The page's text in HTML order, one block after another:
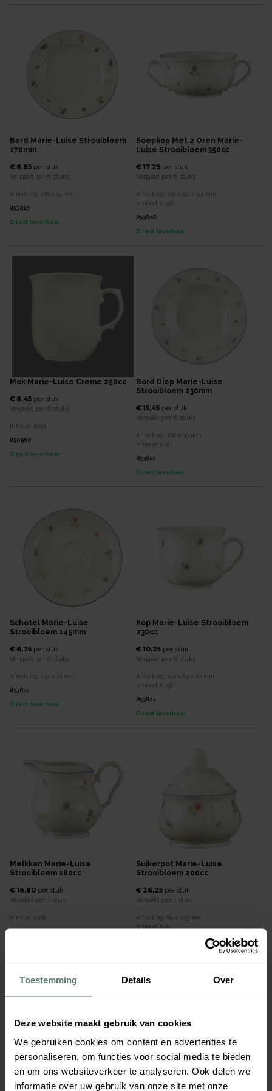
Toestemming Details Over
Deze website maakt gebruik van cookies
We gebruiken cookies om content en advertenties te
personaliseren, om functies voor social media te bieden
en om ons websiteverkeer te analyseren. Ook delen we
informatie over uw gebruik van onze site met onze
Bord Marie-Luise Strooibloem
170mm
€ 8,85 per stuk
Verpakt per 6 stuks
Afmeting: 170 x 19 mm
853826
Direct leverbaar
Soepkop Met 2 Oren Marie-
Luise Strooibloem 350cc
€ 17,25 per stuk
Verpakt per 6 stuks
Afmeting: 156 x 115 x 54 mm
Inhoud: 0,35L
853828
Direct leverbaar
Mok Marie-Luise Creme 250cc
€ 8,45 per stuk
Verpakt per 6 stuks
Inhoud: 0,25L
850968
Direct leverbaar
Bord Diep Marie-Luise
Strooibloem 230mm
€ 15,45 per stuk
Verpakt per 6 stuks
Afmeting: 230 x 39 mm
Inhoud: 0,3L
853827
Direct leverbaar
Schotel Marie-Luise
Strooibloem 145mm
€ 6,75 per stuk
Verpakt per 6 stuks
Afmeting: 145 x 21 mm
853825
Direct leverbaar
Kop Marie-Luise Strooibloem
230cc
€ 10,25 per stuk
Verpakt per 6 stuks
Afmeting: 104 x 83 x 70 mm
Inhoud: 0,23L
853824
Direct leverbaar
Melkkan Marie-Luise
Strooibloem 180cc
€ 16,80 per stuk
Verpakt per 1 stuk
Inhoud: 0,18L
53834
Suikerpot Marie-Luise
Strooibloem 200cc
€ 26,25 per stuk
Verpakt per 1 stuk
Afmeting: 89 x 103 mm
Inhoud: 0,2L